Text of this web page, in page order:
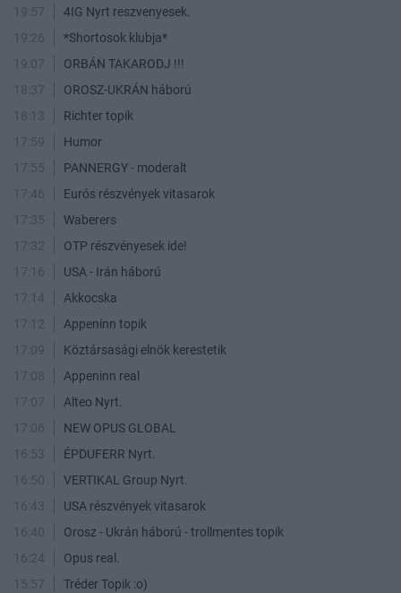
19:57
4IG Nyrt reszvenyesek.
19:26
*Shortosok klubja*
19:07
ORBÁN TAKARODJ !!!
18:37
OROSZ-UKRÁN háború
18:13
Richter topik
17:59
Humor
17:55
PANNERGY - moderalt
17:46
Eurós részvények vitasarok
17:35
Waberers
17:32
OTP részvényesek ide!
17:16
USA - Irán háború
17:14
Akkocska
17:12
Appeninn topik
17:09
Köztársasági elnök kerestetik
17:08
Appeninn real
17:07
Alteo Nyrt.
17:06
NEW OPUS GLOBAL
16:53
ÉPDUFERR Nyrt.
16:50
VERTIKAL Group Nyrt.
16:43
USA részvények vitasarok
16:40
Orosz - Ukrán háború - trollmentes topik
16:24
Opus real.
15:57
Tréder Topik :o)